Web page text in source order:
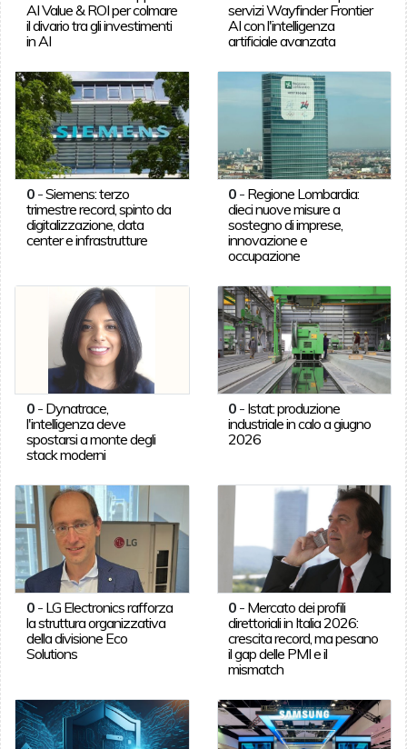
AI Value & ROI per colmare
il divario tra gli investimenti
in AI
servizi Wayfinder Frontier
AI con l'intelligenza
artificiale avanzata
0-Siemens: terzo
trimestre record, spinto da
digitalizzazione, data
center e infrastrutture
0 - Regione Lombardia:
dieci nuove misure a
sostegno di imprese,
innovazione e
occupazione
0- Dynatrace,
l'intelligenza deve
spostarsi a monte degli
stack moderni
0 - Istat: produzione
industriale in calo a giugno
2026
0- LG Electronics rafforza
la struttura organizzativa
della divisione Eco
Solutions
0 - Mercato dei profili
direttoriali in Italia 2026:
crescita record, ma pesano
il gap delle PMI e il
mismatch